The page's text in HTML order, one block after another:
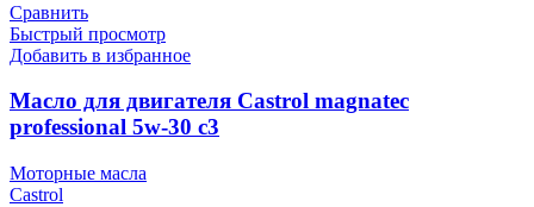
Сравнить
Быстрый просмотр
Добавить в избранное
Масло для двигателя Castrol magnatec
professional 5w-30 c3
Моторные масла
Castrol